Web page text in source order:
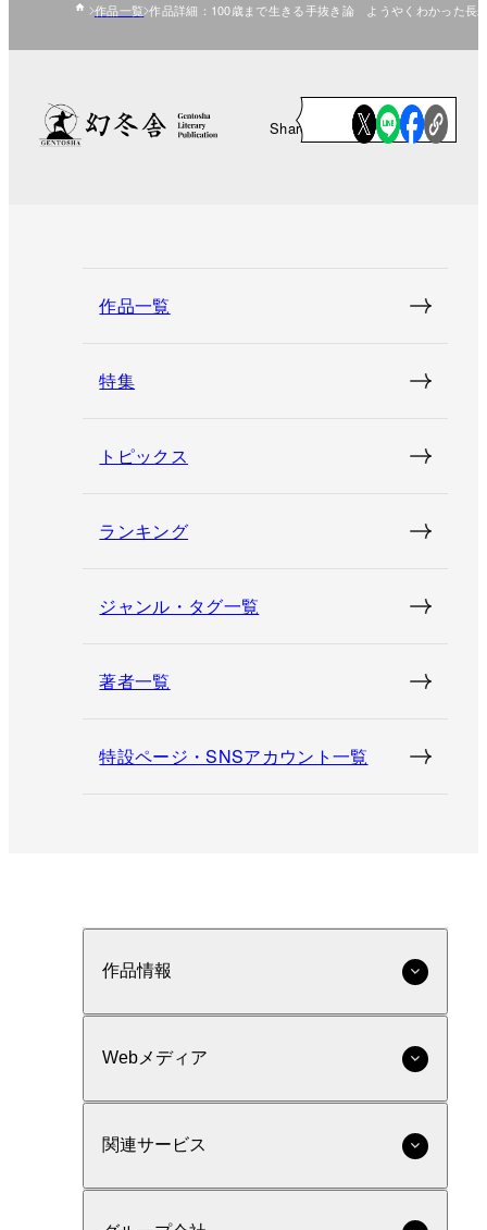
作品一覧 作品詳細：100歳まで生きる手抜き論 ようやくわかった長
Share
作品一覧
特集
トピックス
ランキング
ジャンル・タグ一覧
著者一覧
特設ページ・SNSアカウント一覧
作品情報
Webメディア
関連サービス